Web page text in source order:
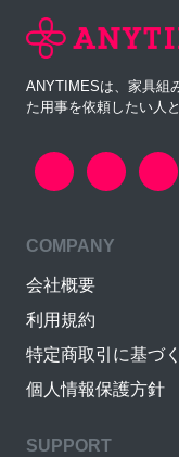
ANYTIMESは、家具組
た用事を依頼したい人
COMPANY
会社概要
利用規約
特定商取引に基づ
個人情報保護方針
SUPPORT